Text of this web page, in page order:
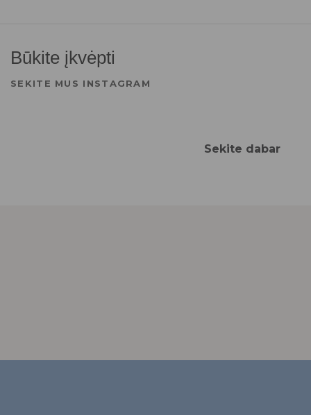
Būkite įkvėpti
SEKITE MUS INSTAGRAM
Sekite dabar